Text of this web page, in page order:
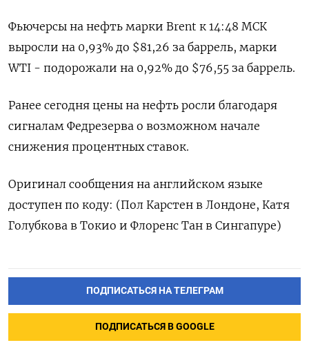
Фьючерсы на нефть марки Brent к 14:48 МСК
выросли на 0,93% до $81,26 за баррель, марки
WTI - подорожали на 0,92% до $76,55 за баррель.
Ранее сегодня цены на нефть росли благодаря
сигналам Федрезерва о возможном начале
снижения процентных ставок.
Оригинал сообщения на английском языке
доступен по коду: (Пол Карстен в Лондоне, Катя
Голубкова в Токио и Флоренс Тан в Сингапуре)
ПОДПИСАТЬСЯ НА ТЕЛЕГРАМ
ПОДПИСАТЬСЯ В GOOGLE